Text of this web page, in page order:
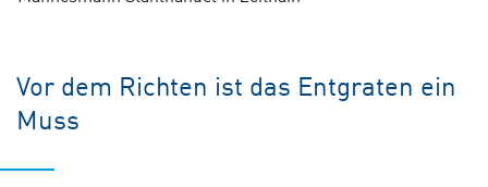
Vor dem Richten ist das Entgraten ein
Muss